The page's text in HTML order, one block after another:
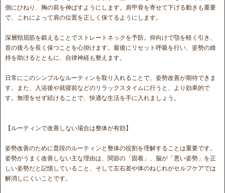
側にひねり、胸の前を伸ばすようにします。肩甲骨を寄せて下げる動きも重要
で、これによって肩の位置を正しく保てるようにします。
深層頸屈筋を鍛えることでストレートネックを予防。仰向けで顎を軽く引き、
首の後ろを長く保つことを心掛けます。最後にリセット呼吸を行い、姿勢の維
持を助けるとともに、自律神経も整えます。
日常にこのシンプルなルーティンを取り入れることで、姿勢改善が期待できま
す。また、入浴後や就寝前などのリラックスタイムに行うと、より効果的で
す。無理をせず続けることで、快適な生活を手に入れましょう。
【ルーティンで改善しない場合は整体が有効】
姿勢改善のために普段のルーティンと整体の役割を理解することは重要です。
姿勢がうまく改善しない主な理由は、関節の「固着」、脳が「悪い姿勢」を正
しい姿勢だと記憶していること、そして左右差や体のねじれがセルフケアでは
解消しにくいことです。